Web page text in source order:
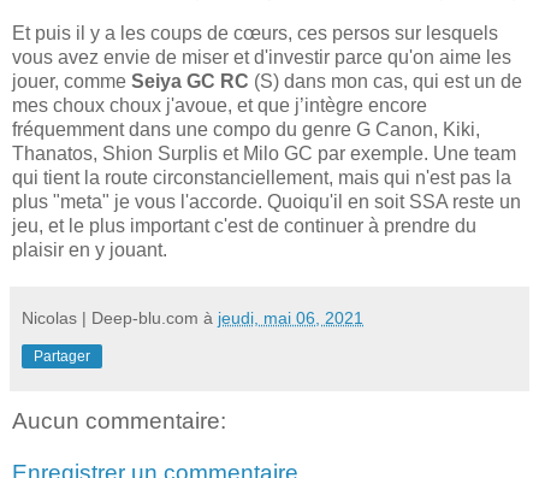
Et puis il y a les coups de cœurs, ces persos sur lesquels
vous avez envie de miser et d'investir parce qu'on aime les
jouer, comme Seiya GC RC (S) dans mon cas, qui est un de
mes choux choux j'avoue, et que j’intègre encore
fréquemment dans une compo du genre G Canon, Kiki,
Thanatos, Shion Surplis et Milo GC par exemple. Une team
qui tient la route circonstanciellement, mais qui n'est pas la
plus "meta" je vous l'accorde. Quoiqu'il en soit SSA reste un
jeu, et le plus important c'est de continuer à prendre du
plaisir en y jouant.
Nicolas | Deep-blu.com à jeudi, mai 06, 2021
Partager
Aucun commentaire: